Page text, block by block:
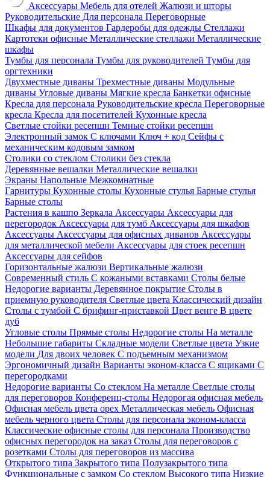
Аксессуары Мебель для отелей Жалюзи и шторы
Руководительские Для персонала Переговорные
Шкафы для документов Гардеробы для одежды Стеллажи
Картотеки офисные Металлические стеллажи Металлические
шкафы
Тумбы для персонала Тумбы для руководителей Тумбы для
оргтехники
Двухместные диваны Трехместные диваны Модульные
диваны Угловые диваны Мягкие кресла Банкетки офисные
Кресла для персонала Руководительские кресла Переговорные
кресла Кресла для посетителей Кухонные кресла
Светлые стойки ресепшн Темные стойки ресепшн
Электронный замок С ключами Ключ + код Сейфы с
механическим кодовым замком
Столики со стеклом Столики без стекла
Деревянные вешалки Металлические вешалки
Экраны Напольные Межкомнатные
Гарнитуры Кухонные столы Кухонные стулья Барные стулья
Барные столы
Растения в кашпо Зеркала Аксессуары Аксессуары для
перегородок Аксессуары для тумб Аксессуары для шкафов
Аксессуары Аксессуары для офисных диванов Аксессуары
для металлической мебели Аксессуары для стоек ресепшн
Аксессуары для сейфов
Горизонтальные жалюзи Вертикальные жалюзи
Современный стиль С кожаными вставками Столы белые
Недорогие варианты Деревянное покрытие Столы в
приемную руководителя Светлые цвета Классический дизайн
Столы с тумбой С брифинг-приставкой Цвет венге В цвете
дуб
Угловые столы Прямые столы Недорогие столы На металле
Небольшие габариты Складные модели Светлые цвета Узкие
модели Для двоих человек С подъемным механизмом
Эргономичный дизайн Варианты эконом-класса С ящиками С
перегородками
Недорогие варианты Со стеклом На металле Светлые столы
для переговоров Конференц-столы Недорогая офисная мебель
Офисная мебель цвета орех Металлическая мебель Офисная
мебель черного цвета Столы для персонала эконом-класса
Классические офисные столы для персонала Производство
офисных перегородок на заказ Столы для переговоров с
розетками Столы для переговоров из массива
Открытого типа Закрытого типа Полузакрытого типа
Функциональные с замком Со стеклом Высокого типа Низкие